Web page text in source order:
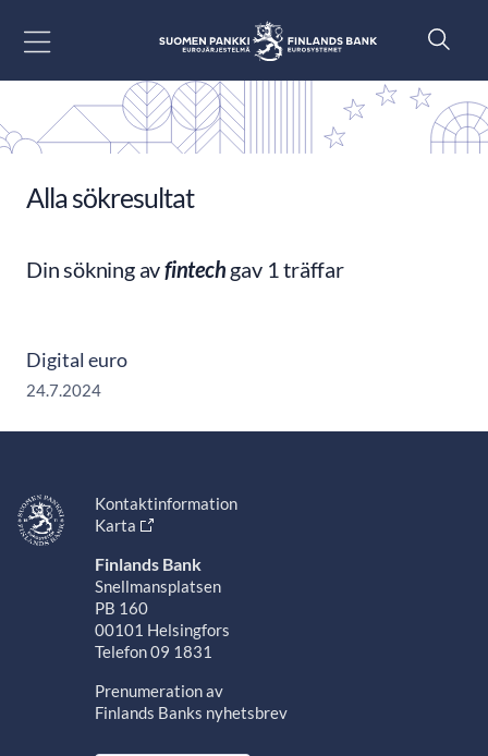
Alla sökresultat
Din sökning avfintech gav 1 träffar
Digital euro
24.7.2024
Kontaktinformation
Karta
Finlands Bank
Snellmansplatsen
PB 160
00101 Helsingfors
Telefon 09 1831
Prenumeration av
Finlands Banks nyhetsbrev